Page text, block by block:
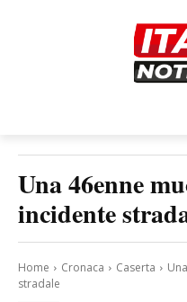
Una 46enne
incidente
Home Cronaca Caserta
stradale